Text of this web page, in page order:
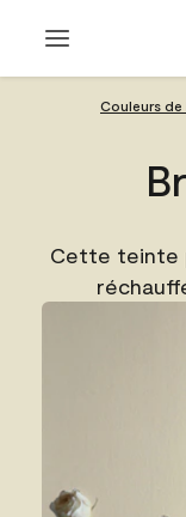
Couleurs de
Cette teinte